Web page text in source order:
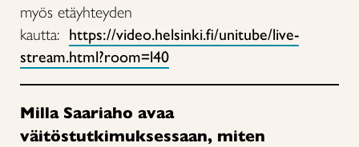
myös etäyhteyden
kautta: https://video.helsinki.fi/unitube/live-
stream.html?room=l40
Milla Saariaho avaa
väitöstutkimuksessaan, miten